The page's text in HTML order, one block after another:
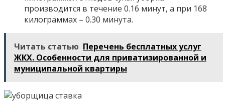
производится в течение 0.16 минут, а при 168
килограммах – 0.30 минута.
Читать статью Перечень бесплатных услуг
ЖКХ. Особенности для приватизированной и
муниципальной квартиры